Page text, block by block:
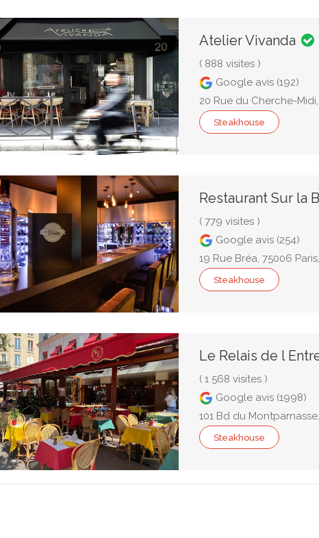
Atelier Vivanda
( 888 visites )
Google avis (192)
20 Rue du Cherche-
Steakhouse
Restaurant Sur la
( 779 visites )
Google avis (254)
19 Rue Bréa, 75006
Steakhouse
Le Relais de l
( 1 568 visites )
Google avis (1998)
101 Bd du
Steakhouse